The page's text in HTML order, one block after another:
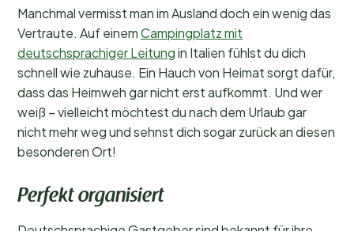
Manchmal vermisst man im Ausland doch ein wenig das
Vertraute. Auf einemCampingplatz mit
deutschsprachiger Leitungin Italien fühlst du dich
schnell wie zuhause. Ein Hauch von Heimat sorgt dafür,
dass das Heimweh gar nicht erst aufkommt. Und wer
weiß – vielleicht möchtest du nach dem Urlaub gar
nicht mehr weg und sehnst dich sogar zurück an diesen
besonderen Ort!
Perfekt organisiert